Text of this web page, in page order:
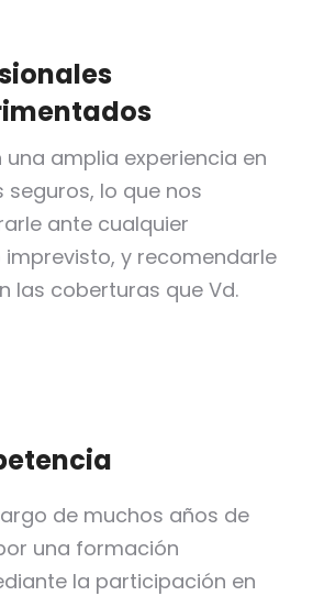
amplia experiencia en
seguros, lo que nos
ante cualquier
y recomendarle
las coberturas que Vd.
de muchos años de
una formación
la participación en